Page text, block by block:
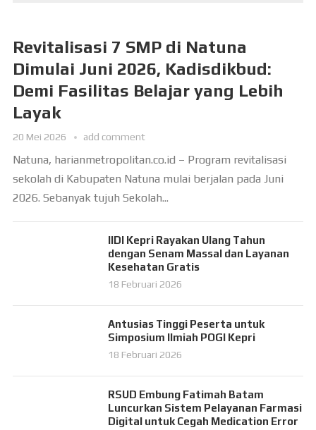
Revitalisasi 7 SMP di Natuna
Dimulai Juni 2026, Kadisdikbud:
Demi Fasilitas Belajar yang Lebih
Layak
20 Mei 2026 add comment
Natuna, harianmetropolitan.co.id – Program revitalisasi
sekolah di Kabupaten Natuna mulai berjalan pada Juni
2026. Sebanyak tujuh Sekolah...
IIDI Kepri Rayakan Ulang Tahun
dengan Senam Massal dan Layanan
Kesehatan Gratis
18 Februari 2026
Antusias Tinggi Peserta untuk
Simposium Ilmiah POGI Kepri
18 Februari 2026
RSUD Embung Fatimah Batam
Luncurkan Sistem Pelayanan Farmasi
Digital untuk Cegah Medication Error